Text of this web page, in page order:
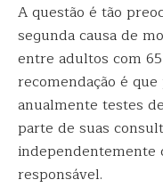
A questão é tão
segunda causa de
entre adultos com
recomendação é
anualmente testes
parte de suas
independentemente
responsável.